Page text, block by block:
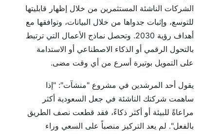
الشركات الناشئة المستثمرين من خلال إظهار قابليتها
للتوسع، وإثبات جدواها من خلال البيانات، وتوافقها مع
أهداف رؤية 2030. وتحصل نماذج الأعمال التي ترتبط
بالتحول الرقمي أو الذكاء الاصطناعي أو الاستدامة
على التمويل بوتيرة أسرع من أي وقت مضى.
يقول أحد المرشدين في مشروع "منشآت": "إذا
ساهمت شركتك الناشئة في جعل السعودية أكثر
مراعاةً للبيئة أو أكثر ذكاءً، فقد قطعت نصف الطريق
بالفعل". لم يعد التركيز منصباً على السعي وراء